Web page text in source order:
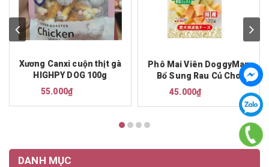
Xương Canxi cuộn thịt gà
HIGHPY DOG 100g
55.000₫
Phô Mai Viên DoggyMan
Bổ Sung Rau Củ Cho
Chó 100g
45.000₫
DANH MỤC